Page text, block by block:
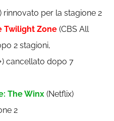
rinnovato per la stagione 2
Twilight Zone (CBS All
2 stagioni,
cancellato dopo 7
The Winx (Netflix)
2